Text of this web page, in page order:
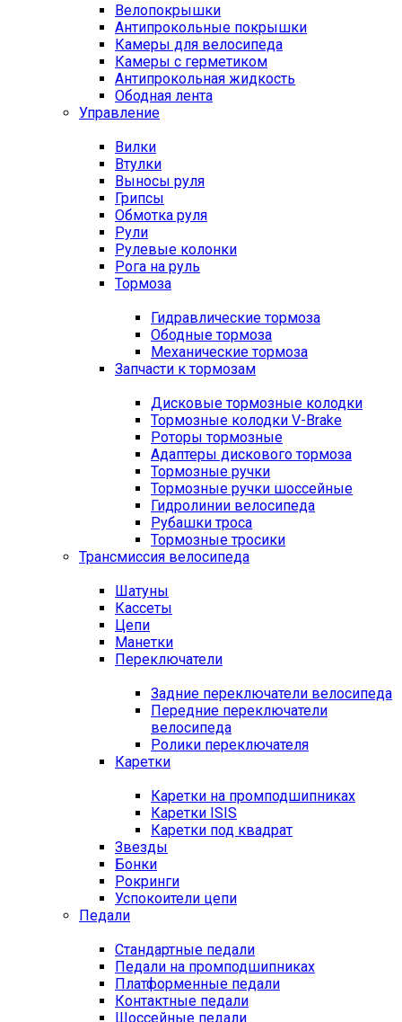
Велопокрышки
Антипрокольные покрышки
Камеры для велосипеда
Камеры с герметиком
Антипрокольная жидкость
Ободная лента
Управление
Вилки
Втулки
Выносы руля
Грипсы
Обмотка руля
Рули
Рулевые колонки
Рога на руль
Тормоза
Гидравлические тормоза
Ободные тормоза
Механические тормоза
Запчасти к тормозам
Дисковые тормозные колодки
Тормозные колодки V-Brake
Роторы тормозные
Адаптеры дискового тормоза
Тормозные ручки
Тормозные ручки шоссейные
Гидролинии велосипеда
Рубашки троса
Тормозные тросики
Трансмиссия велосипеда
Шатуны
Кассеты
Цепи
Манетки
Переключатели
Задние переключатели велосипеда
Передние переключатели
велосипеда
Ролики переключателя
Каретки
Каретки на промподшипниках
Каретки ISIS
Каретки под квадрат
Звезды
Бонки
Рокринги
Успокоители цепи
Педали
Стандартные педали
Педали на промподшипниках
Платформенные педали
Контактные педали
Шоссейные педали